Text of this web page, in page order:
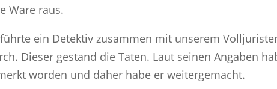
Ware raus.
ein Detektiv zusammen mit unserem
Dieser gestand die Taten. Laut seinen Angaben
worden und daher habe er weitergemacht.